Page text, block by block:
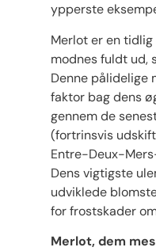
ypperste
Merlot er en
modnes fuldt ud,
Denne pålidelige
faktor bag dens
gennem de
(fortrinsvis
Entre-Deux-
Dens vigtigste
udviklede
for frostskader
Merlot, dem